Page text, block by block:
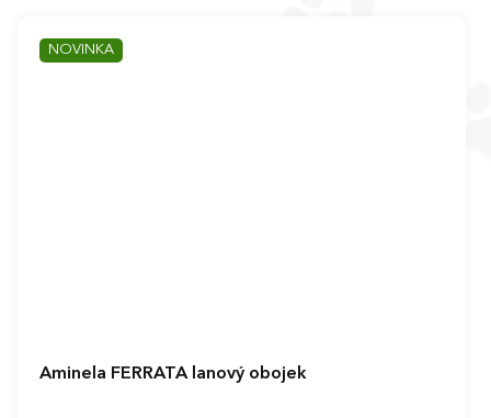
NOVINKA
Aminela FERRATA lanový obojek